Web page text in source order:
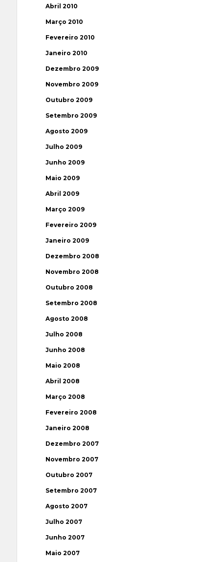
Abril 2010
Março 2010
Fevereiro 2010
Janeiro 2010
Dezembro 2009
Novembro 2009
Outubro 2009
Setembro 2009
Agosto 2009
Julho 2009
Junho 2009
Maio 2009
Abril 2009
Março 2009
Fevereiro 2009
Janeiro 2009
Dezembro 2008
Novembro 2008
Outubro 2008
Setembro 2008
Agosto 2008
Julho 2008
Junho 2008
Maio 2008
Abril 2008
Março 2008
Fevereiro 2008
Janeiro 2008
Dezembro 2007
Novembro 2007
Outubro 2007
Setembro 2007
Agosto 2007
Julho 2007
Junho 2007
Maio 2007